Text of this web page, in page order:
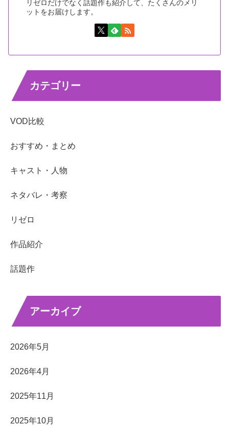
リゼロだけでなく話題作も紹介して、たくさんのメリ
ットをお届けします。
カテゴリー
VOD比較
おすすめ・まとめ
キャスト・人物
ネタバレ・考察
リゼロ
作品紹介
話題作
アーカイブ
2026年5月
2026年4月
2025年11月
2025年10月